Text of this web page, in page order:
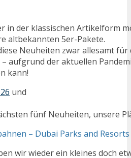
in der klassischen Artikelform
altbekannten 5er-Pakete.
Neuheiten zwar allesamt für
aufgrund der aktuellen
kann!
und
fünf Neuheiten, unsere
– Dubai Parks and Resorts
wir wieder ein kleines doch